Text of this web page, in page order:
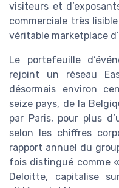
visiteurs et
commerciale très
véritable marketplace
Le portefeuille
rejoint un réseau
désormais environ
seize pays, de la
par Paris, pour plus
selon les chiffres
rapport annuel du
fois distingué comme
Deloitte, capitalise